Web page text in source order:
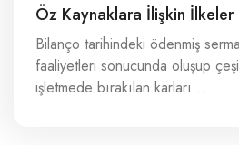
Öz Kaynaklara İlişkin İlkeler
Bilanço tarihindeki ödenmiş
faaliyetleri sonucunda oluşup
işletmede bırakılan karları…